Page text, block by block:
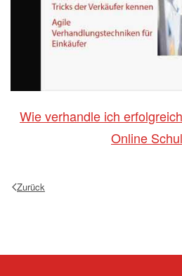
Wie verhandle ich
Online
Zurück